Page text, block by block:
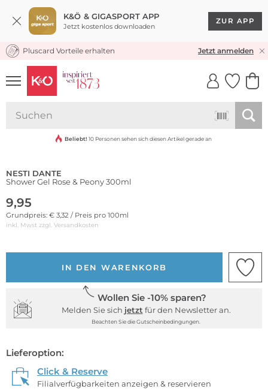
K&Ö & GIGASPORT APP
Jetzt kostenlos downloaden
ZUR APP
KOSTENLOSER VERSAND* & RÜCKVERSAND
Pluscard Vorteile erhalten Jetzt anmelden
UNSERE APP
CLICK &
Beliebt! 10 Personen sehen sich diesen Artikel gerade an
NESTI DANTE
Shower Gel Rose & Peony 300ml
9,95
Grundpreis: € 3,32 / Preis pro 100ml
inkl. Mwst zzgl. Versandkosten
IN DEN WARENKORB
Wollen Sie -10% sparen?
Melden Sie sich jetzt für den Newsletter an.
Beachten Sie die Gutscheinbedingungen.
Lieferoption:
Click & Reserve
Filialverfügbarkeiten anzeigen & reservieren